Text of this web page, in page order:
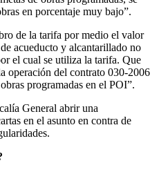
en porcentaje muy bajo”.
de la tarifa por medio el valor
acueducto y alcantarillado no
el cual se utiliza la tarifa. Que
operación del contrato 030-2006
programadas en el POI”.
General abrir una
en el asunto en contra de